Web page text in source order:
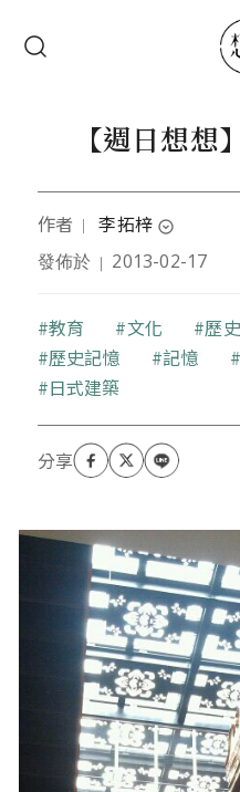
【週日想想
作者 ｜ 李拓梓 expand_circle_down
本文作者被學術界認為是
華，因此只好繼續在學術
一些風花雪月文章來野人
部落格：http://
發佈於 ｜ 2013-02-17
關鍵字
教育 文化 歷史
歷史記憶
記憶
日式建築